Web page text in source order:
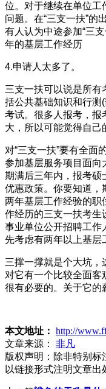
位。对于继续在单位工
问题。在“三支一扶”的
有人认为中途参加“三
年的基层工作经历
4.申请人太多了。
三支一扶可以说是所
括公共基础知识和行测
考试。很多人报考，报
大，所以可能觉得自己
对“三支一扶”要有全面
参加基层服务项目面向
期满后三年内，报考硕
优惠政策。你要知道，
两年基层工作经验的职
作经历的三支一扶考生
事业单位公开招聘工作
先考虑有两年以上基层
三撑一撑就是个大坑
对它有一个比较全面客
很有必要的。关于它的
本文地址： http://
文章来源：
非凡
版权声明： 除非特别标
以链接形式注明文章出